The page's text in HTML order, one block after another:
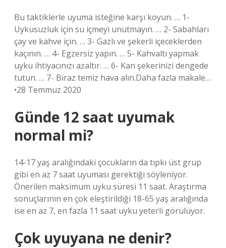
Bu taktiklerle uyuma isteğine karşı koyun. … 1-
Uykusuzluk için su içmeyi unutmayın. … 2- Sabahları
çay ve kahve için. … 3- Gazlı ve şekerli içeceklerden
kaçının. … 4- Egzersiz yapın. … 5- Kahvaltı yapmak
uyku ihtiyacınızı azaltır. … 6- Kan şekerinizi dengede
tutun. … 7- Biraz temiz hava alın.Daha fazla makale…
•28 Temmuz 2020
Günde 12 saat uyumak
normal mi?
14-17 yaş aralığındaki çocukların da tıpkı üst grup
gibi en az 7 saat uyuması gerektiği söyleniyor.
Önerilen maksimum uyku süresi 11 saat. Araştırma
sonuçlarının en çok eleştirildiği 18-65 yaş aralığında
ise en az 7, en fazla 11 saat uyku yeterli görülüyor.
Çok uyuyana ne denir?